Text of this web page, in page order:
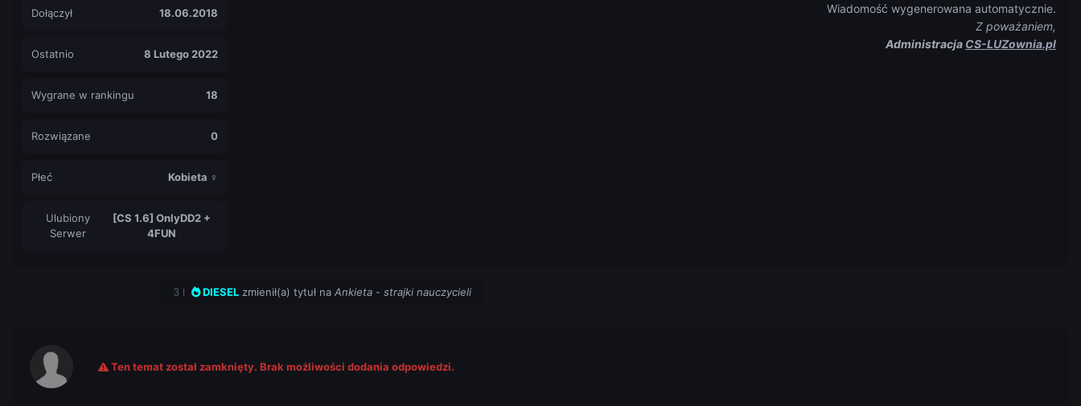
Dołączył 18.06.2018
Ostatnio 8 Lutego 2022
Wygrane w rankingu 18
Rozwiązane 0
Płeć Kobieta ♀
Ulubiony
Serwer
[CS 1.6] OnlyDD2 +
4FUN
Wiadomość wygenerowana automatycznie.
Z poważaniem,
Administracja CS-LUZownia.pl
3 l DIESEL zmienił(a) tytuł na Ankieta - strajki nauczycieli
Ten temat został zamknięty. Brak możliwości dodania odpowiedzi.